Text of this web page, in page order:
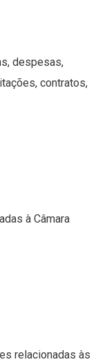
despesas,
contratos,
à Câmara
relacionadas às